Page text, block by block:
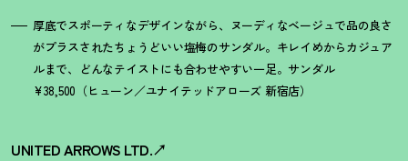
厚底でスポーティなデザインながら、ヌーディなベージュで品の良さ
がプラスされたちょうどいい塩梅のサンダル。キレイめからカジュア
ルまで、どんなテイストにも合わせやすい一足。サンダル
¥38,500（ヒューン／ユナイテッドアローズ 新宿店）
UNITED ARROWS LTD.